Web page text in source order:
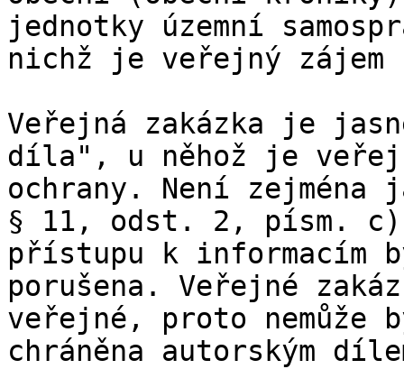
jednotky územní
nichž je veřejný zájem
Veřejná zakázka je
díla", u něhož je
ochrany. Není
§ 11, odst. 2, písm. c)
přístupu k informacím
porušena. Veřejné
veřejné, proto nemůže
chráněna autorským